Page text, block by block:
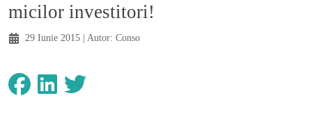
micilor investitori!
29 Iunie 2015 | Autor: Conso